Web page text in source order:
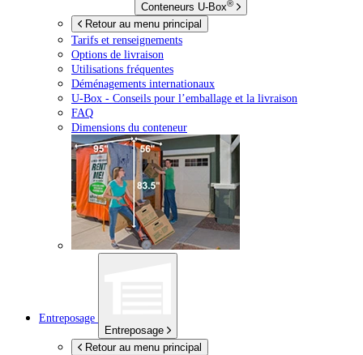
Conteneurs U-Box®
Retour au menu principal
Tarifs et renseignements
Options de livraison
Utilisations fréquentes
Déménagements internationaux
U-Box - Conseils pour l’emballage et la livraison
FAQ
Dimensions du conteneur
Entreposage
Entreposage
Retour au menu principal